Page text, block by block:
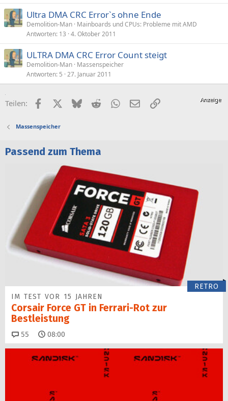
Ultra DMA CRC Error`s ohne Ende
Demolition-Man Mainboards und CPUs: Probleme mit AMD
Antworten 13 4. Oktober 2011
ULTRA DMA CRC Error Count steigt
Demolition-Man Massenspeicher
Antworten 5 27. Januar 2011
Teilen: FacebookX (Twitter)
BlueskyRedditWhatsApp
E-MailLink
Massenspeicher
Passend zum Thema
RETRO
IM TEST VOR 15 JAHREN
Corsair Force GT in Ferrari-Rot zur
Bestleistung
55 Kommentare
08:00